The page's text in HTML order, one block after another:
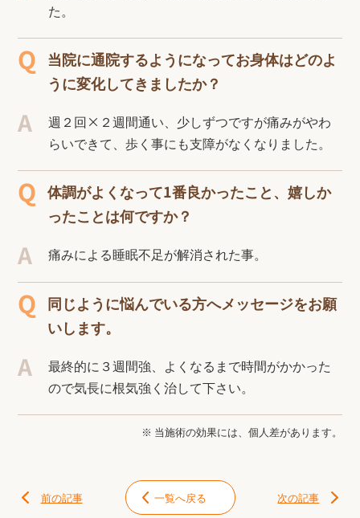
た。
当院に通院するようになってお身体はどのよ
うに変化してきましたか？
週２回×２週間通い、少しずつですが痛みがやわ
らいできて、歩く事にも支障がなくなりました。
体調がよくなって1番良かったこと、嬉しか
ったことは何ですか？
痛みによる睡眠不足が解消された事。
同じように悩んでいる方へメッセージをお願
いします。
最終的に３週間強、よくなるまで時間がかかった
ので気長に根気強く治して下さい。
※ 当施術の効果には、個人差があります。
前の記事 一覧へ戻る 次の記事